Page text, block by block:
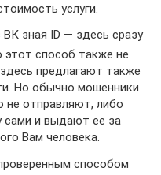
услуги.
зная ID — здесь сразу
способ также не
предлагают также
Но обычно мошенники
не отправляют, либо
сами и выдают ее за
Вам человека.
способом